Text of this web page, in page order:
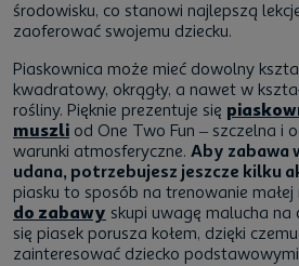
środowisku, co stanowi najlepszą
zaoferować swojemu dziecku.
Piaskownica może mieć dowolny
kwadratowy, okrągły, a nawet w
rośliny. Pięknie prezentuje się
muszli od One Two Fun – szczelna i
warunki atmosferyczne. Aby zabawa
udana, potrzebujesz jeszcze kilku
piasku to sposób na trenowanie małej
do zabawy skupi uwagę malucha na
się piasek porusza kołem, dzięki
zainteresować dziecko